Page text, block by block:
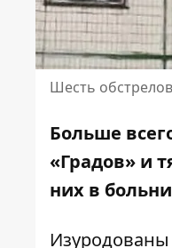
Шесть
Больше
«Градов» и
них в